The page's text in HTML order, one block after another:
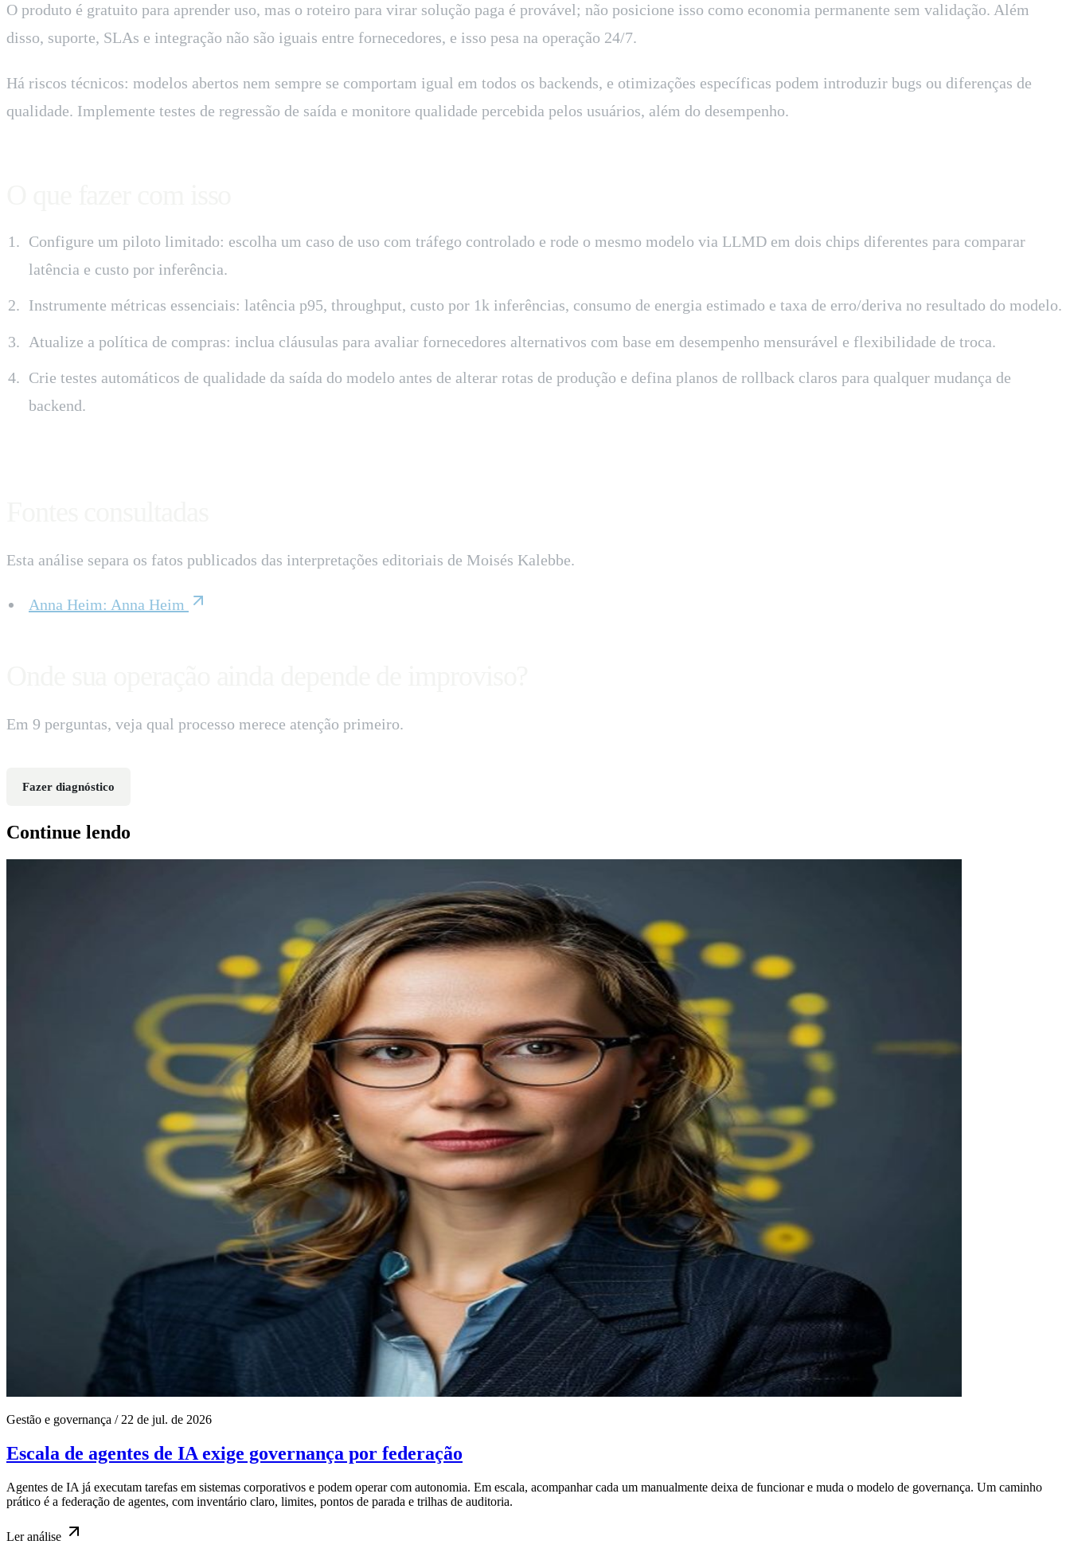
O produto é gratuito para aprender uso, mas o roteiro para virar solução paga é provável; não posicione isso como economia permanente sem validação. Além
disso, suporte, SLAs e integração não são iguais entre fornecedores, e isso pesa na operação 24/7.
Há riscos técnicos: modelos abertos nem sempre se comportam igual em todos os backends, e otimizações específicas podem introduzir bugs ou diferenças de
qualidade. Implemente testes de regressão de saída e monitore qualidade percebida pelos usuários, além do desempenho.
Configure um piloto limitado: escolha um caso de uso com tráfego controlado e rode o mesmo modelo via LLMD em dois chips diferentes para comparar
latência e custo por inferência.
Instrumente métricas essenciais: latência p95, throughput, custo por 1k inferências, consumo de energia estimado e taxa de erro/deriva no resultado do modelo.
Atualize a política de compras: inclua cláusulas para avaliar fornecedores alternativos com base em desempenho mensurável e flexibilidade de troca.
Crie testes automáticos de qualidade da saída do modelo antes de alterar rotas de produção e defina planos de rollback claros para qualquer mudança de
backend.
Esta análise separa os fatos publicados das interpretações editoriais de Moisés Kalebbe.
Anna Heim: Anna Heim
Em 9 perguntas, veja qual processo merece atenção primeiro.
Fazer diagnóstico
Continue lendo
Gestão e governança / 22 de jul. de 2026
Escala de agentes de IA exige governança por federação
Agentes de IA já executam tarefas em sistemas corporativos e podem operar com autonomia. Em escala, acompanhar cada um manualmente deixa de funcionar e muda o modelo de governança. Um caminho
prático é a federação de agentes, com inventário claro, limites, pontos de parada e trilhas de auditoria.
Leranálise